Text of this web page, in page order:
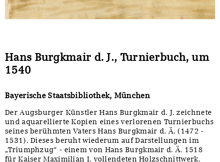
Hans Burgkmair d. J., Turnierbuch, um
1540
Bayerische Staatsbibliothek, München
Der Augsburger Künstler Hans Burgkmair d. J. zeichnete
und aquarellierte Kopien eines verlorenen Turnierbuchs
seines berühmten Vaters Hans Burgkmair d. Ä. (1472 -
1531). Dieses beruht wiederum auf Darstellungen im
„Triumphzug“ - einem von Hans Burgkmair d. Ä. 1518
für Kaiser Maximilian I. vollendeten Holzschnittwerk.